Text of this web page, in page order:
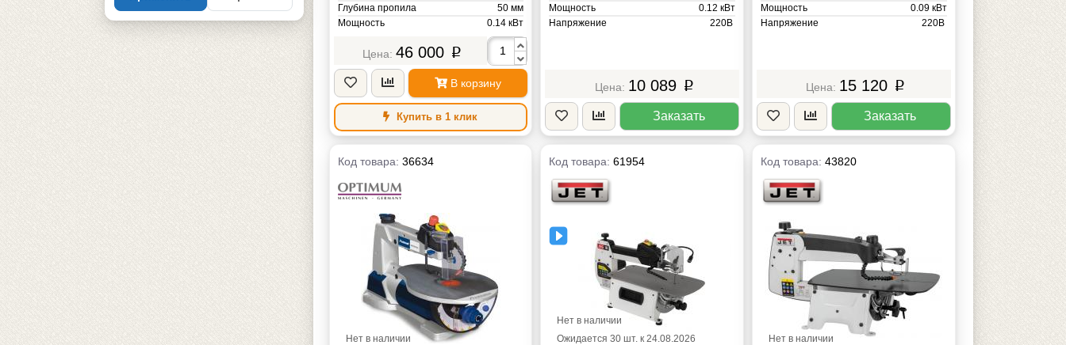
Глубина пропила
50 мм
Мощность
0.14 кВт
230/400
Масса
29 кг
46 000 p
В корзину
Купить в 1 клик
Мощность
0.12 кВт
Напряжение
220В
10 089 p
Заказать
Мощность
0.09 кВт
Напряжение
220В
15 120 p
Заказать
Код товара: 36634
Нет в наличии
Код товара:61954
Нет в наличии
Ожидается 30 шт. к 24.08.2026
Код товара:43820
Нет в наличии